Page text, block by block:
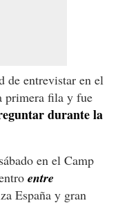
de entrevistar en el
primera fila y fue
durante la
en el Camp
entre
España y gran